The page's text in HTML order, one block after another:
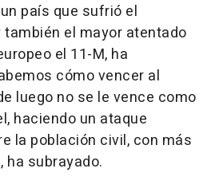
país que sufrió el
también el mayor atentado
el 11-M, ha
cómo vencer al
luego no se le vence como
haciendo un ataque
la población civil, con más
ha subrayado.